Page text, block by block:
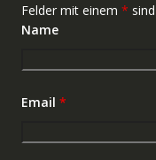
Felder mit einem *
Name
Email *